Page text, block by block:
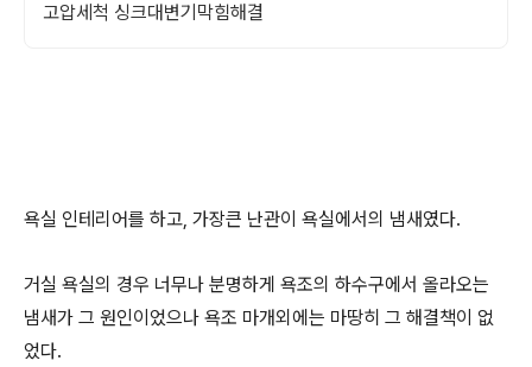
고압세척 싱크대변기막힘해결
욕실 인테리어를 하고, 가장큰 난관이 욕실에서의 냄새였다.
거실 욕실의 경우 너무나 분명하게 욕조의 하수구에서 올라오는
냄새가 그 원인이었으나 욕조 마개외에는 마땅히 그 해결책이 없
었다.